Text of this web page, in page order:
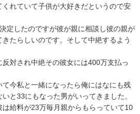
れていて子供が大好きだというので安
定したのですが彼が親に相談し彼の親が
たらしいのです。そして中絶するよう
対され中絶その彼女には400万支払っ
今私と一緒になったら俺にはなにも残
と33にもなった男がいってきました。
給料が23万毎月親からもらっていて10